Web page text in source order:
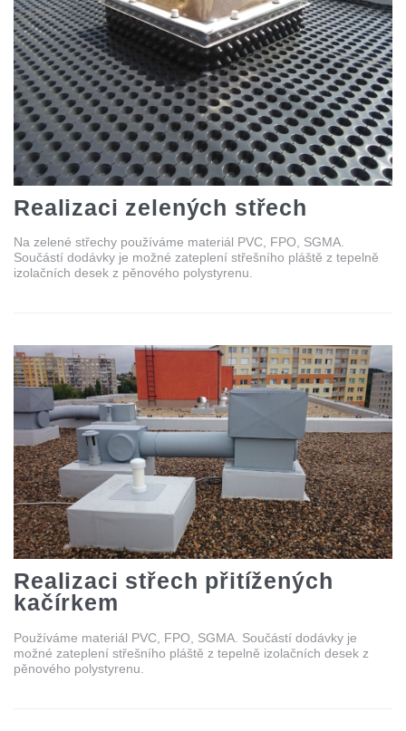
Realizaci zelených střech
Na zelené střechy používáme materiál PVC, FPO, SGMA.
Součástí dodávky je možné zateplení střešního pláště z tepelně
izolačních desek z pěnového polystyrenu.
Realizaci střech přitížených
kačírkem
Používáme materiál PVC, FPO, SGMA. Součástí dodávky je
možné zateplení střešního pláště z tepelně izolačních desek z
pěnového polystyrenu.